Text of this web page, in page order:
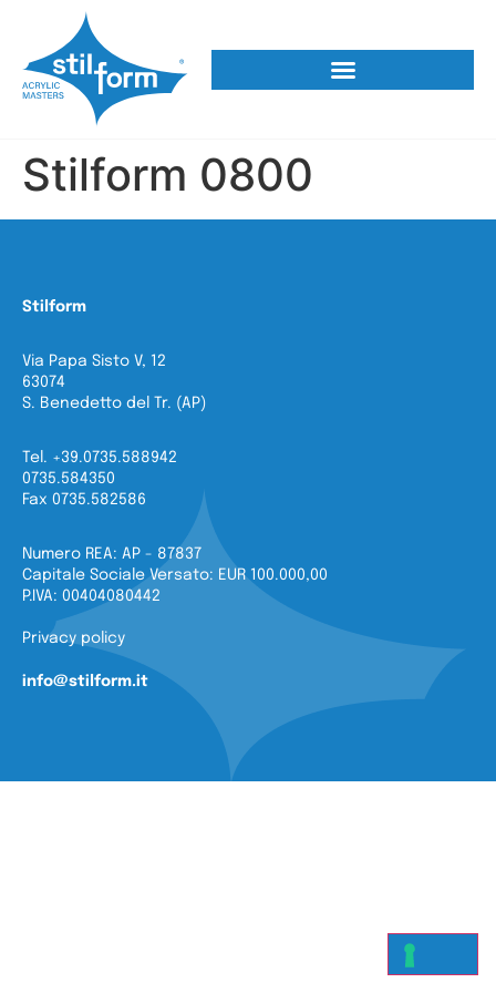
Stilform 0800
Stilform
Via Papa Sisto V, 12
63074
S. Benedetto del Tr. (AP)
Tel. +39.0735.588942
0735.584350
Fax 0735.582586
Numero REA: AP - 87837
Capitale Sociale Versato: EUR 100.000,00
P.IVA: 00404080442
Privacy policy
info@stilform.it